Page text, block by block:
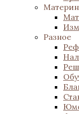
Разное